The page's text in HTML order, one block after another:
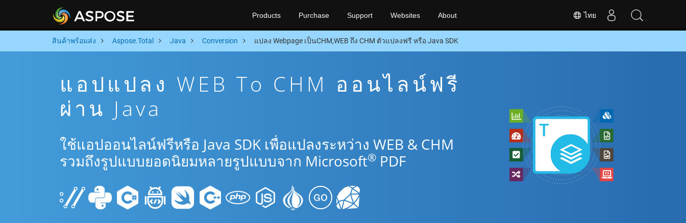
ไทย
Products Purchase Support Websites About
สินค้าพร้อมส่ง Aspose.Total Java Conversion แปลง Webpage เป็นCHM,WEB ถึง CHM ตัวแปลงฟรี หรือ Java SDK
แอปแปลง WEB To CHM ออนไลน์ฟรี
ผ่าน Java
ใช้แอปออนไลน์ฟรีหรือ Java SDK เพื่อแปลงระหว่าง WEB & CHM
รวมถึงรูปแบบยอดนิยมหลายรูปแบบจาก Microsoft® PDF